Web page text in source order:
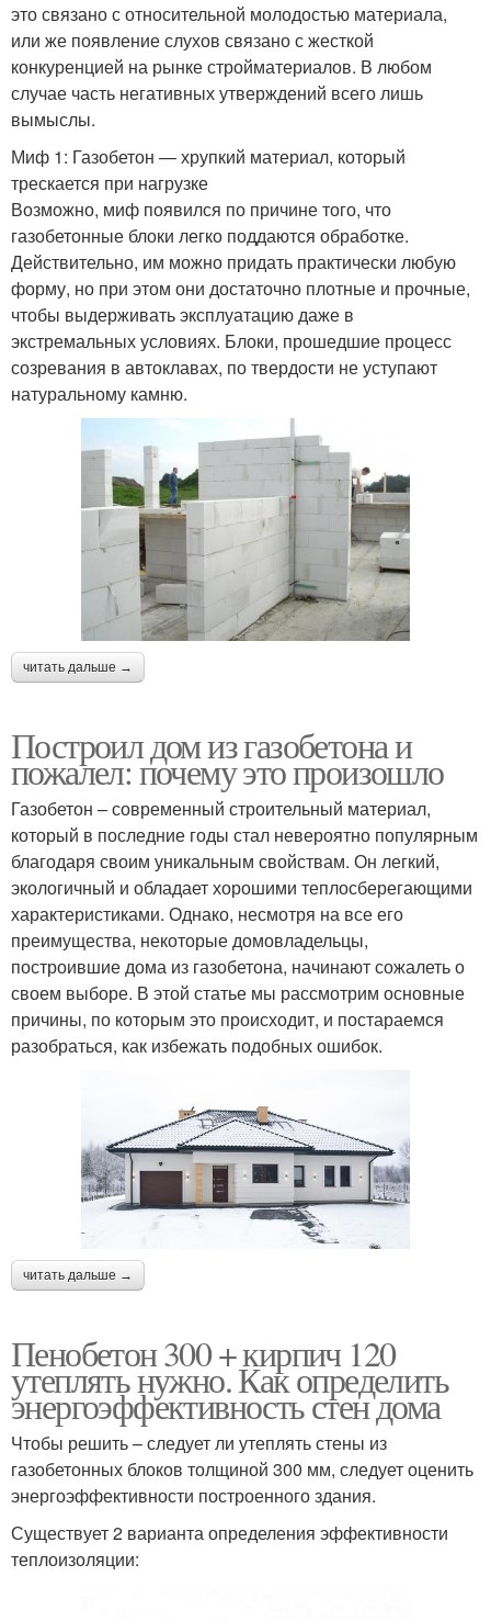
это связано с относительной молодостью материала,
или же появление слухов связано с жесткой
конкуренцией на рынке стройматериалов. В любом
случае часть негативных утверждений всего лишь
вымыслы.
Миф 1: Газобетон — хрупкий материал, который
трескается при нагрузке
Возможно, миф появился по причине того, что
газобетонные блоки легко поддаются обработке.
Действительно, им можно придать практически любую
форму, но при этом они достаточно плотные и прочные,
чтобы выдерживать эксплуатацию даже в
экстремальных условиях. Блоки, прошедшие процесс
созревания в автоклавах, по твердости не уступают
натуральному камню.
читать дальше →
Построил дом из газобетона и
пожалел: почему это произошло
Газобетон – современный строительный материал,
который в последние годы стал невероятно популярным
благодаря своим уникальным свойствам. Он легкий,
экологичный и обладает хорошими теплосберегающими
характеристиками. Однако, несмотря на все его
преимущества, некоторые домовладельцы,
построившие дома из газобетона, начинают сожалеть о
своем выборе. В этой статье мы рассмотрим основные
причины, по которым это происходит, и постараемся
разобраться, как избежать подобных ошибок.
читать дальше →
Пенобетон 300 + кирпич 120
утеплять нужно. Как определить
энергоэффективность стен дома
Чтобы решить – следует ли утеплять стены из
газобетонных блоков толщиной 300 мм, следует оценить
энергоэффективности построенного здания.
Существует 2 варианта определения эффективности
теплоизоляции: